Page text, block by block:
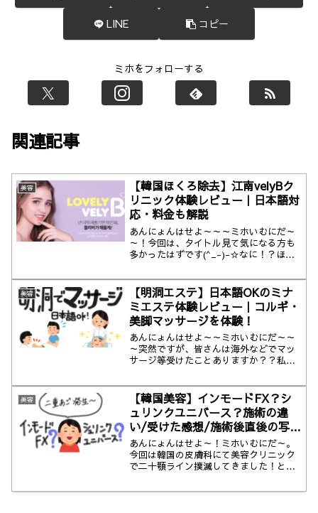
LINE コピー
ミホをフォローする
関連記事
美容
【韓国ほくろ除去】江南velyBク
リニック体験レビュー｜日本語対
応・料金も解説
あんにょんはせよ～～～ミホいむにだ～
～！今回は、タイトル見て気になる方も
多かったはずです(^_-)-☆なに！？ほく
美容
【明洞エステ】日本語OKのミナ
ミエステ体験レビュー｜コルギ・
美脚マッサージを体験！
あんにょんはせよ～～ミホいむにだ～～
～突然ですが、皆さんは海外などでマッ
サージ等受けたことありますか？？私は
美容
【韓国美容】インモードFX？シ
ュリンクユニバース？施術の違
い/受けた感想/施術後直後の写真
公開
あんにょんはせよ～！ミホいむにだ～。
今回は韓国の皮膚科にて美容クリニック
で二十顎ライン撲滅してきました！とい